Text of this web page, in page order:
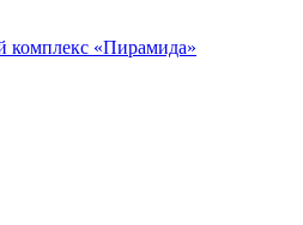
комплекс «Пирамида»